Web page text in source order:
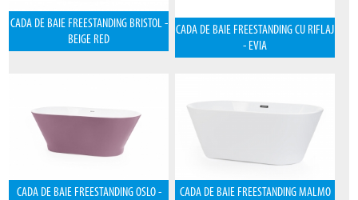
CADA DE BAIE FREESTANDING BRISTOL -
BEIGE RED
CADA DE BAIE FREESTANDING CU RIFLAJ
- EVIA
CADA DE BAIE FREESTANDING OSLO -
CADA DE BAIE FREESTANDING MALMO